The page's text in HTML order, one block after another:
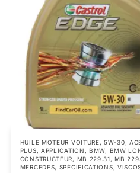
HUILE MOTEUR VOITURE,5W-30,
PLUS, APPLICATION , BMW, BMW
CONSTRUCTEUR, MB 229.31, MB
MERCEDES, SPÉCIFICATIONS,